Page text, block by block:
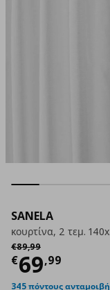
SANELA
κουρτίνα, 2 τεμ.
€89,99
Αρχική τιμή
€69,99
345 πόντους